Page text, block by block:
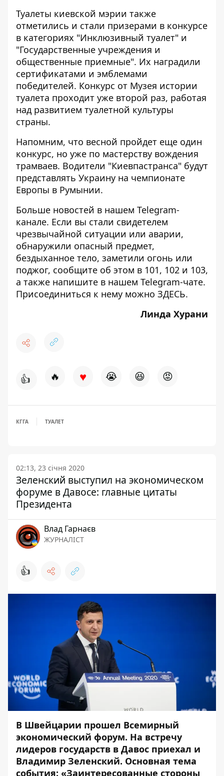
Туалеты киевской мэрии также
отметились и стали призерами в конкурсе
в категориях "Инклюзивный туалет" и
"Государственные учреждения и
общественные приемные". Их наградили
сертификатами и эмблемами
победителей. Конкурс от Музея истории
туалета проходит уже второй раз, работая
над развитием туалетной культуры
страны.
Напомним, что весной пройдет еще один
конкурс, но уже по мастерству вождения
трамваев. Водители "Киевпастранса" будут
представлять Украину на чемпионате
Европы в Румынии.
Больше новостей в нашем Telegram-
канале. Если вы стали свидетелем
чрезвычайной ситуации или аварии,
обнаружили опасный предмет,
бездыханное тело, заметили огонь или
поджог, сообщите об этом в 101, 102 и 103,
а также напишите в нашем Telegram-чате.
Присоединиться к нему можно ЗДЕСЬ.
Линда Хурани
👍 🔥 ♥ 😭 😆 😡
КГГА ТУАЛЕТ
02:13, 23 січня 2020
Зеленский выступил на экономическом
форуме в Давосе: главные цитаты
Президента
Влад Гарнаєв
ЖУРНАЛІСТ
👍
В Швейцарии прошел Всемирный
экономический форум. На встречу
лидеров государств в Давос приехал и
Владимир Зеленский. Основная тема
события: «Заинтересованные стороны